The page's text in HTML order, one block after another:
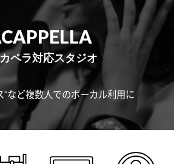
ペラ対応スタジオ
"など複数人でのボーカル利用に